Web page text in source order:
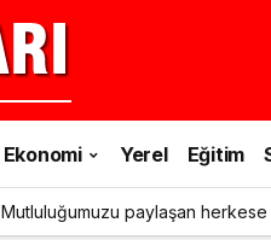
Ekonomi Yerel Eğitim
Mutluluğumuzu paylaşan